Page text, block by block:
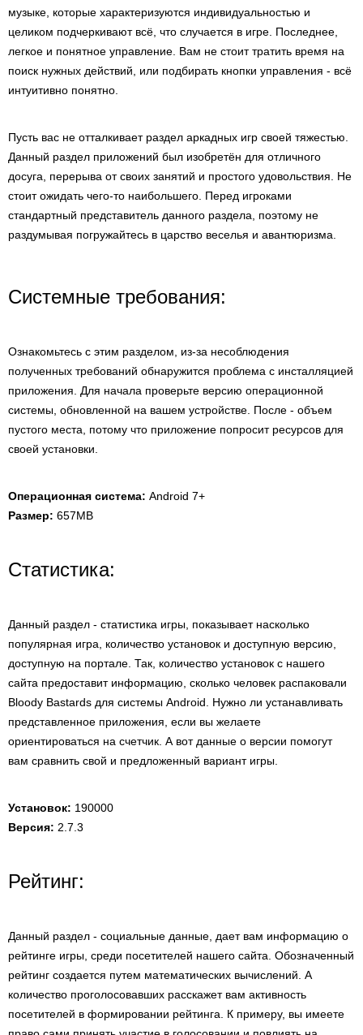
музыке, которые характеризуются индивидуальностью и
целиком подчеркивают всё, что случается в игре. Последнее,
легкое и понятное управление. Вам не стоит тратить время на
поиск нужных действий, или подбирать кнопки управления - всё
интуитивно понятно.
Пусть вас не отталкивает раздел аркадных игр своей тяжестью.
Данный раздел приложений был изобретён для отличного
досуга, перерыва от своих занятий и простого удовольствия. Не
стоит ожидать чего-то наибольшего. Перед игроками
стандартный представитель данного раздела, поэтому не
раздумывая погружайтесь в царство веселья и авантюризма.
Системные требования:
Ознакомьтесь с этим разделом, из-за несоблюдения
полученных требований обнаружится проблема с инсталляцией
приложения. Для начала проверьте версию операционной
системы, обновленной на вашем устройстве. После - объем
пустого места, потому что приложение попросит ресурсов для
своей установки.
Операционная система: Android 7+
Размер: 657MB
Статистика:
Данный раздел - статистика игры, показывает насколько
популярная игра, количество установок и доступную версию,
доступную на портале. Так, количество установок с нашего
сайта предоставит информацию, сколько человек распаковали
Bloody Bastards для системы Android. Нужно ли устанавливать
представленное приложения, если вы желаете
ориентироваться на счетчик. А вот данные о версии помогут
вам сравнить свой и предложенный вариант игры.
Установок: 190000
Версия: 2.7.3
Рейтинг:
Данный раздел - социальные данные, дает вам информацию о
рейтинге игры, среди посетителей нашего сайта. Обозначенный
рейтинг создается путем математических вычислений. А
количество проголосовавших расскажет вам активность
посетителей в формировании рейтинга. К примеру, вы имеете